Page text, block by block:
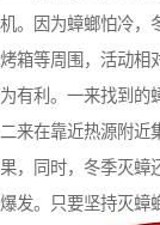
。因为蟑螂怕冷，
箱等周围，活动相
有利。一来找到的
来在靠近热源附近
，同时，冬季灭蟑
发。只要坚持灭蟑